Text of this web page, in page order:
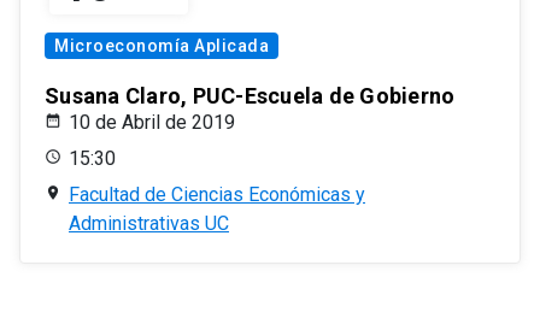
Microeconomía Aplicada
Susana Claro, PUC-Escuela de Gobierno
10 de Abril de 2019
15:30
Facultad de Ciencias Económicas y
Administrativas UC